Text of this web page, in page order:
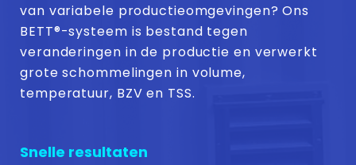
van variabele productieomgevingen? Ons
BETT®-systeem is bestand tegen
veranderingen in de productie en verwerkt
grote schommelingen in volume,
temperatuur, BZV en TSS.
Snelle resultaten